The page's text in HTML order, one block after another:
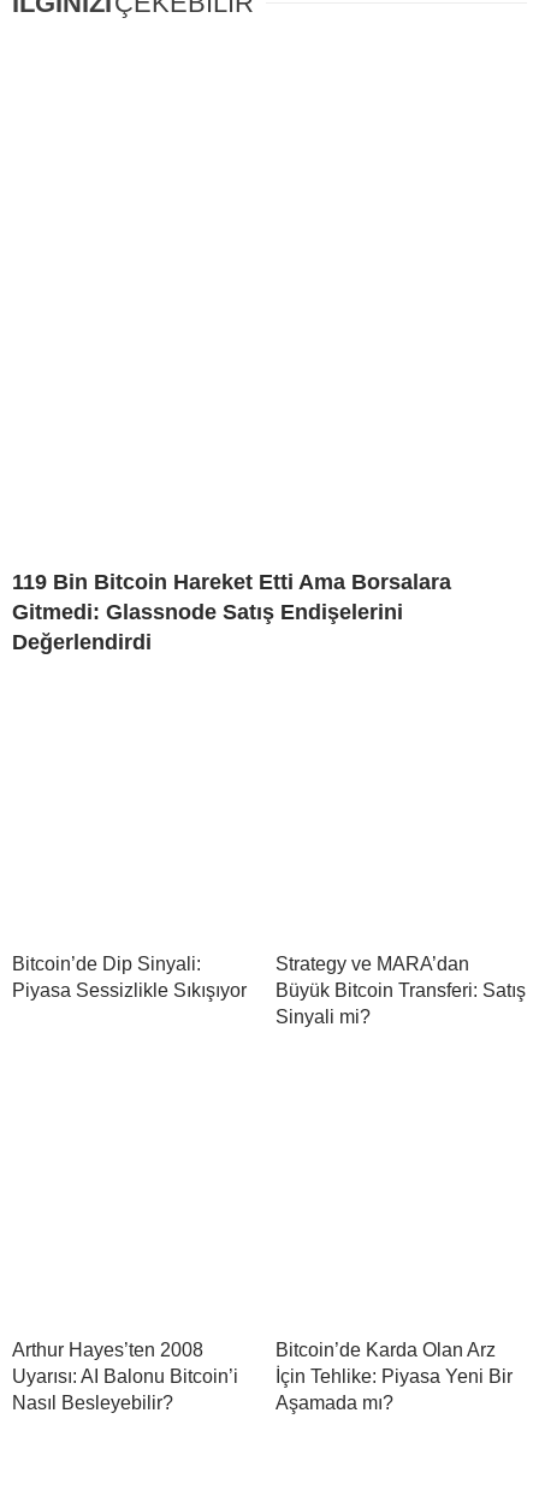
119 Bin Bitcoin Hareket Etti Ama Borsalara
Gitmedi: Glassnode Satış Endişelerini
Değerlendirdi
Bitcoin’de Dip Sinyali:
Piyasa Sessizlikle Sıkışıyor
Strategy ve MARA’dan
Büyük Bitcoin Transferi: Satış
Sinyali mi?
Arthur Hayes’ten 2008
Uyarısı: AI Balonu Bitcoin’i
Nasıl Besleyebilir?
Bitcoin’de Karda Olan Arz
İçin Tehlike: Piyasa Yeni Bir
Aşamada mı?